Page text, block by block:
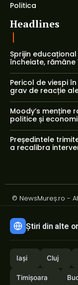
Politica
Headlines
Sprijin educațional
încheiate,
Pericol de viespi
grav de reacție
Moody’s menține
politice și
Președintele
a recalibra
© NewsMureș.ro -
Știri din alte
Iași Cluj
Timișoara